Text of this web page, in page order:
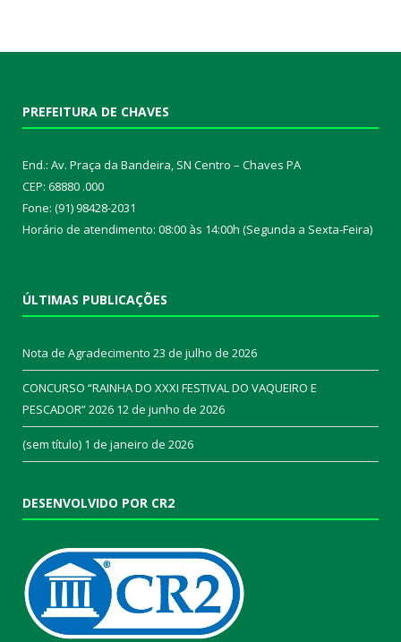
PREFEITURA DE CHAVES
End.: Av. Praça da Bandeira, SN Centro – Chaves PA
CEP: 68880 .000
Fone: (91) 98428-2031
Horário de atendimento: 08:00 às 14:00h (Segunda a Sexta-Feira)
ÚLTIMAS PUBLICAÇÕES
Nota de Agradecimento 23 de julho de 2026
CONCURSO “RAINHA DO XXXI FESTIVAL DO VAQUEIRO E
PESCADOR” 2026 12 de junho de 2026
(sem título) 1 de janeiro de 2026
DESENVOLVIDO POR CR2